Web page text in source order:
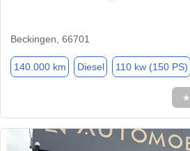
Beckingen, 66701
140.000 km Diesel 110 kw (150 PS)
★